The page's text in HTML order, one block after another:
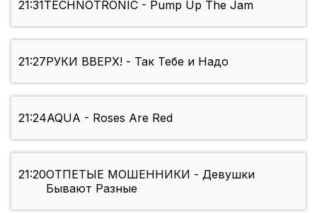
21:31TECHNOTRONIC - Pump Up The Jam
21:27РУКИ ВВЕРХ! - Так Тебе и Надо
21:24AQUA - Roses Are Red
21:20ОТПЕТЫЕ МОШЕННИКИ - Девушки
Бывают Разные